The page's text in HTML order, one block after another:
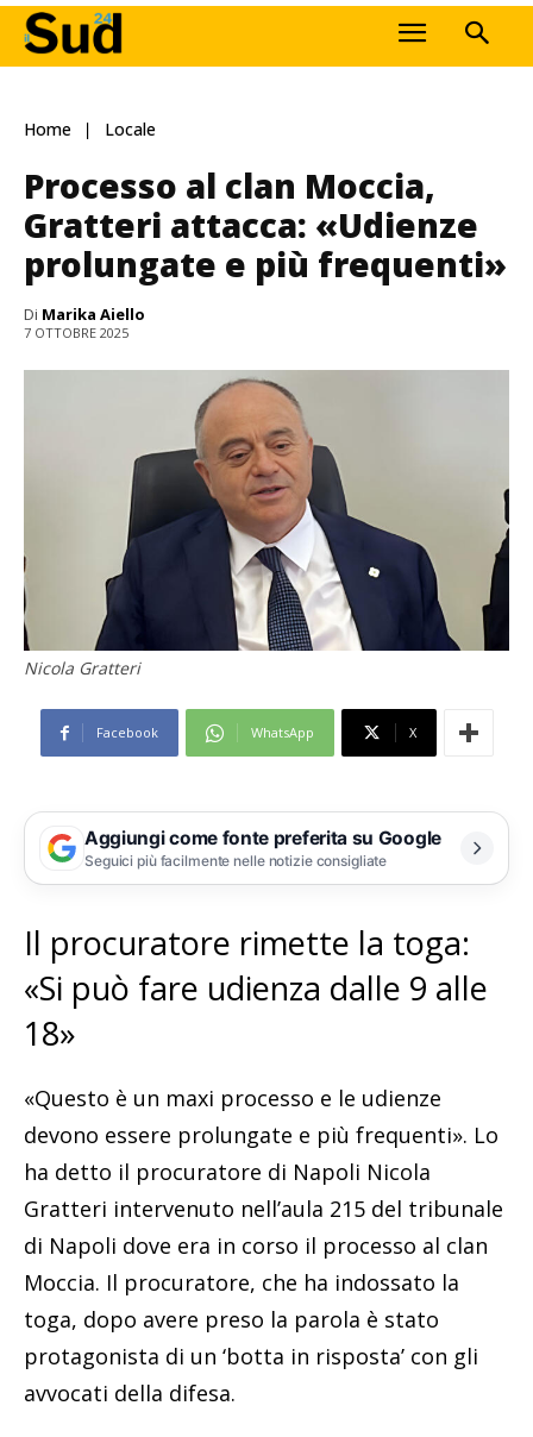
Home Locale
Processo al clan Moccia,
Gratteri attacca: «Udienze
prolungate e più frequenti»
Di Marika Aiello
7 OTTOBRE 2025
Nicola Gratteri
Facebook WhatsApp X
Aggiungi come fonte preferita su Google
Seguici più facilmente nelle notizie consigliate
Il procuratore rimette la toga:
«Si può fare udienza dalle 9 alle
18»
«Questo è un maxi processo e le udienze
devono essere prolungate e più frequenti». Lo
ha detto il procuratore di Napoli Nicola
Gratteri intervenuto nell’aula 215 del tribunale
di Napoli dove era in corso il processo al clan
Moccia. Il procuratore, che ha indossato la
toga, dopo avere preso la parola è stato
protagonista di un ‘botta in risposta’ con gli
avvocati della difesa.